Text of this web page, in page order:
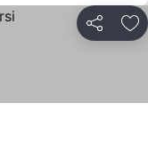
Partilhar